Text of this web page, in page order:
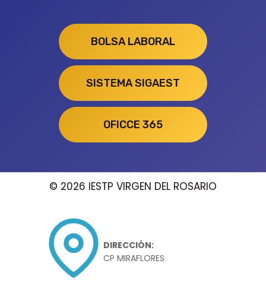
BOLSA LABORAL
SISTEMA SIGAEST
OFICCE 365
© 2026 IESTP VIRGEN DEL ROSARIO
DIRECCIÓN:
CP MIRAFLORES